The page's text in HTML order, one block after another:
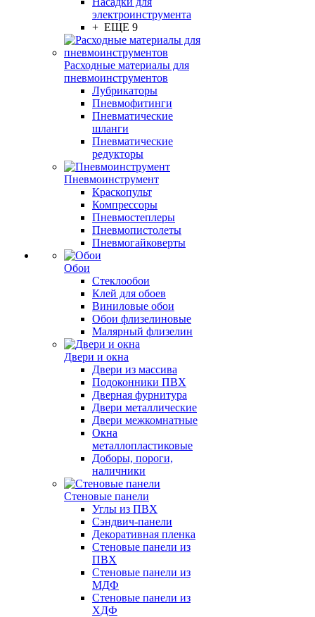
электроинструмента
+ ЕЩЕ 9
Расходные материалы для
пневмоинструментов
Лубрикаторы
Пневмофитинги
Пневматические
шланги
Пневматические
редукторы
Пневмоинструмент
Краскопульт
Компрессоры
Пневмостеплеры
Пневмопистолеты
Пневмогайковерты
Обои
Стеклообои
Клей для обоев
Виниловые обои
Обои флизелиновые
Малярный флизелин
Двери и окна
Двери из массива
Подоконники ПВХ
Дверная фурнитура
Двери металлические
Двери межкомнатные
Окна
металлопластиковые
Доборы, пороги,
наличники
Стеновые панели
Углы из ПВХ
Сэндвич-панели
Декоративная пленка
Стеновые панели из
ПВХ
Стеновые панели из
МДФ
Стеновые панели из
ХДФ